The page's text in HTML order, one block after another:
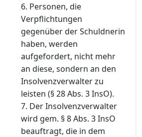
6. Personen, die
Verpflichtungen
gegenüber der Schuldnerin
haben, werden
aufgefordert, nicht mehr
an diese, sondern an den
Insolvenzverwalter zu
leisten (§ 28 Abs. 3 InsO).
7. Der Insolvenzverwalter
wird gem. § 8 Abs. 3 InsO
beauftragt, die in dem